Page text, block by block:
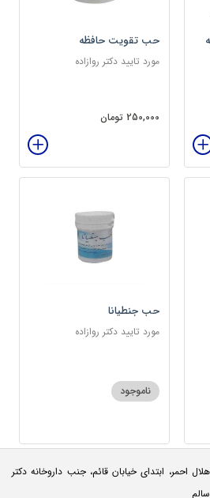
حب تقویت حافظه
مورد تایید دکتر روازاده
250,000 تومان
حب جنطیانا
مورد تایید دکتر روازاده
ناموجود
احمر، ابتدای خیابان قائم، جنب داروخانه دکتر